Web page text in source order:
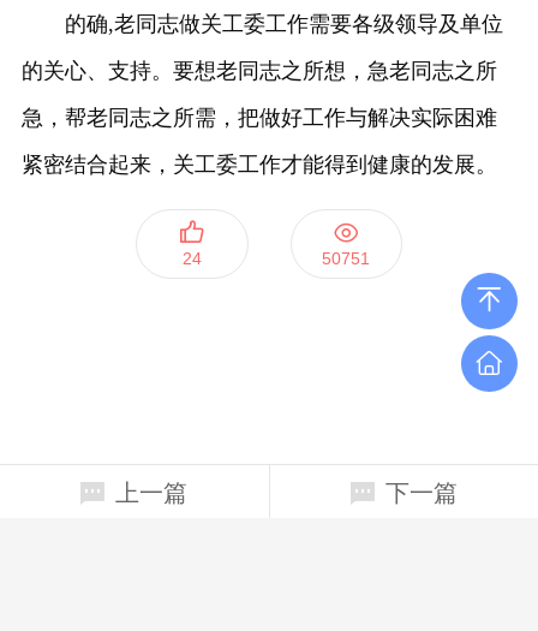
的确,老同志做关工委工作需要各级领导及单位
的关心、支持。要想老同志之所想，急老同志之所
急，帮老同志之所需，把做好工作与解决实际困难
紧密结合起来，关工委工作才能得到健康的发展。
24 50751
上一篇 下一篇